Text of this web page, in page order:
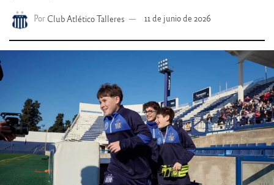
Por Club Atlético Talleres 11 de junio de 2026